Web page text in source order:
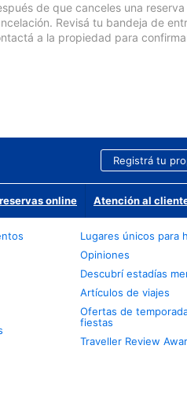
de que canceles una
Revisá tu bandeja de
a la propiedad para
Registrá tu
online Atención al
Lugares únicos para
Opiniones
Descubrí estadías
Artículos de viajes
Ofertas de
fiestas
Traveller Review